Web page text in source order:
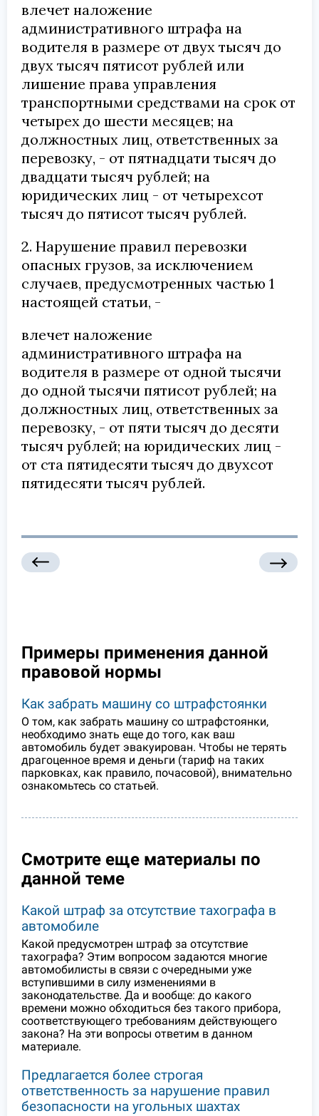
влечет наложение
административного штрафа на
водителя в размере от двух тысяч до
двух тысяч пятисот рублей или
лишение права управления
транспортными средствами на срок от
четырех до шести месяцев; на
должностных лиц, ответственных за
перевозку, - от пятнадцати тысяч до
двадцати тысяч рублей; на
юридических лиц - от четырехсот
тысяч до пятисот тысяч рублей.
2. Нарушение правил перевозки
опасных грузов, за исключением
случаев, предусмотренных частью 1
настоящей статьи, -
влечет наложение
административного штрафа на
водителя в размере от одной тысячи
до одной тысячи пятисот рублей; на
должностных лиц, ответственных за
перевозку, - от пяти тысяч до десяти
тысяч рублей; на юридических лиц -
от ста пятидесяти тысяч до двухсот
пятидесяти тысяч рублей.
Примеры применения данной
правовой нормы
Как забрать машину со штрафстоянки
О том, как забрать машину со штрафстоянки,
необходимо знать еще до того, как ваш
автомобиль будет эвакуирован. Чтобы не терять
драгоценное время и деньги (тариф на таких
парковках, как правило, почасовой), внимательно
ознакомьтесь со статьей.
Смотрите еще материалы по
данной теме
Какой штраф за отсутствие тахографа в
автомобиле
Какой предусмотрен штраф за отсутствие
тахографа? Этим вопросом задаются многие
автомобилисты в связи с очередными уже
вступившими в силу изменениями в
законодательстве. Да и вообще: до какого
времени можно обходиться без такого прибора,
соответствующего требованиям действующего
закона? На эти вопросы ответим в данном
материале.
Предлагается более строгая
ответственность за нарушение правил
безопасности на угольных шахтах